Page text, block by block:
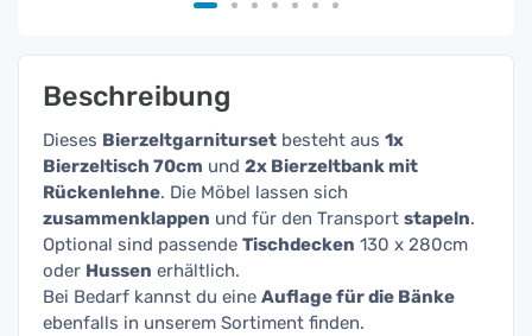
Beschreibung
Dieses Bierzeltgarniturset besteht aus 1x
Bierzeltisch 70cm und 2x Bierzeltbank mit
Rückenlehne. Die Möbel lassen sich
zusammenklappen und für den Transport stapeln.
Optional sind passende Tischdecken 130 x 280cm
oder Hussen erhältlich.
Bei Bedarf kannst du eine Auflage für die Bänke
ebenfalls in unserem Sortiment finden.